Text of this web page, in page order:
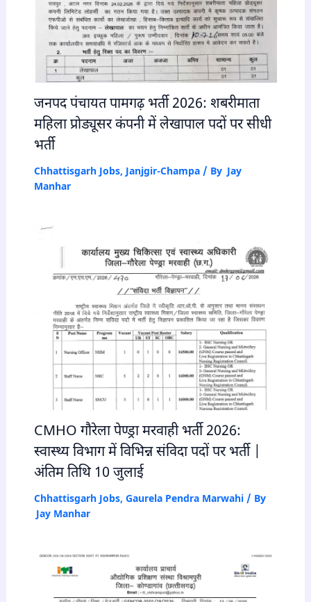
जनपद पंचायत पामगढ़ भर्ती 2026: शबरीमाता
महिला प्रोड्यूसर कंपनी में लेखापाल पदों पर सीधी
भर्ती
Chhattisgarh Jobs,Janjgir-Champa/ By Jay
Manhar
CMHO गौरेला पेण्ड्रा मरवाही भर्ती 2026:
स्वास्थ्य विभाग में विभिन्न संविदा पदों पर भर्ती |
अंतिम तिथि 10 जुलाई
Chhattisgarh Jobs, Gaurela Pendra Marwahi/ By
Jay Manhar